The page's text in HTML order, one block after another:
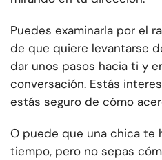
Puedes examinarla por el
de que quiere levantarse
dar unos pasos hacia ti y
conversación. Estás
estás seguro de cómo
O puede que una chica te
tiempo, pero no sepas